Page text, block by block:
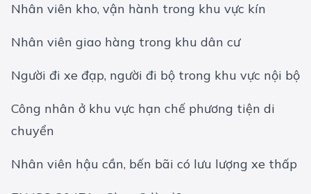
Nhân viên kho, vận hành trong khu vực kín
Nhân viên giao hàng trong khu dân cư
Người đi xe đạp, người đi bộ trong khu vực nội bộ
Công nhân ở khu vực hạn chế phương tiện di
chuyển
Nhân viên hậu cần, bến bãi có lưu lượng xe thấp